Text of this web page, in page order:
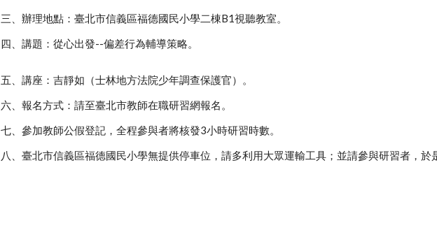
三、辦理地點：臺北市信義區福德國民小學二棟B1視聽教室。
四、講題：從心出發--偏差行為輔導策略。
五、講座：吉靜如（士林地方法院少年調查保護官）。
六、報名方式：請至臺北市教師在職研習網報名。
七、參加教師公假登記，全程參與者將核發3小時研習時數。
八、臺北市信義區福德國民小學無提供停車位，請多利用大眾運輸工具；並請參與研習者，於